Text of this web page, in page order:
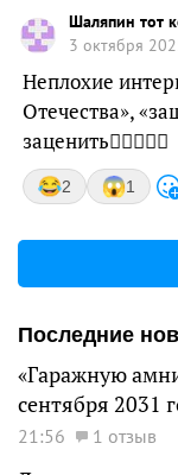
Шаляпин тот
3 октября
Неплохие
Отечества»,
заценить👍🏻😅👏🏻
2 1
Последние
«Гаражную
сентября 2031
21:56 1 отзыв